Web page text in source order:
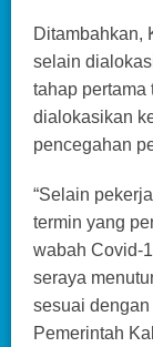
Ditambahkan,
selain
tahap pertama
dialokasikan
pencegahan
“Selain
termin yang
wabah Covid-
seraya
sesuai
Pemerintah